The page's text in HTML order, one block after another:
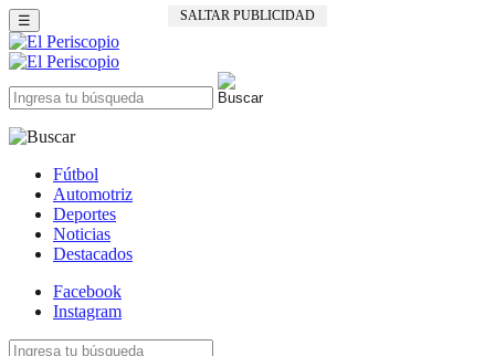
SALTAR PUBLICIDAD
☰
Fútbol
Automotriz
Deportes
Noticias
Destacados
Facebook
Instagram